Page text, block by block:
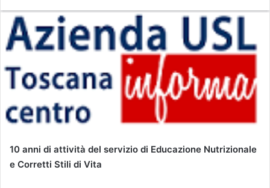
10 anni di attività del servizio di Educazione Nutrizionale
e Corretti Stili di Vita